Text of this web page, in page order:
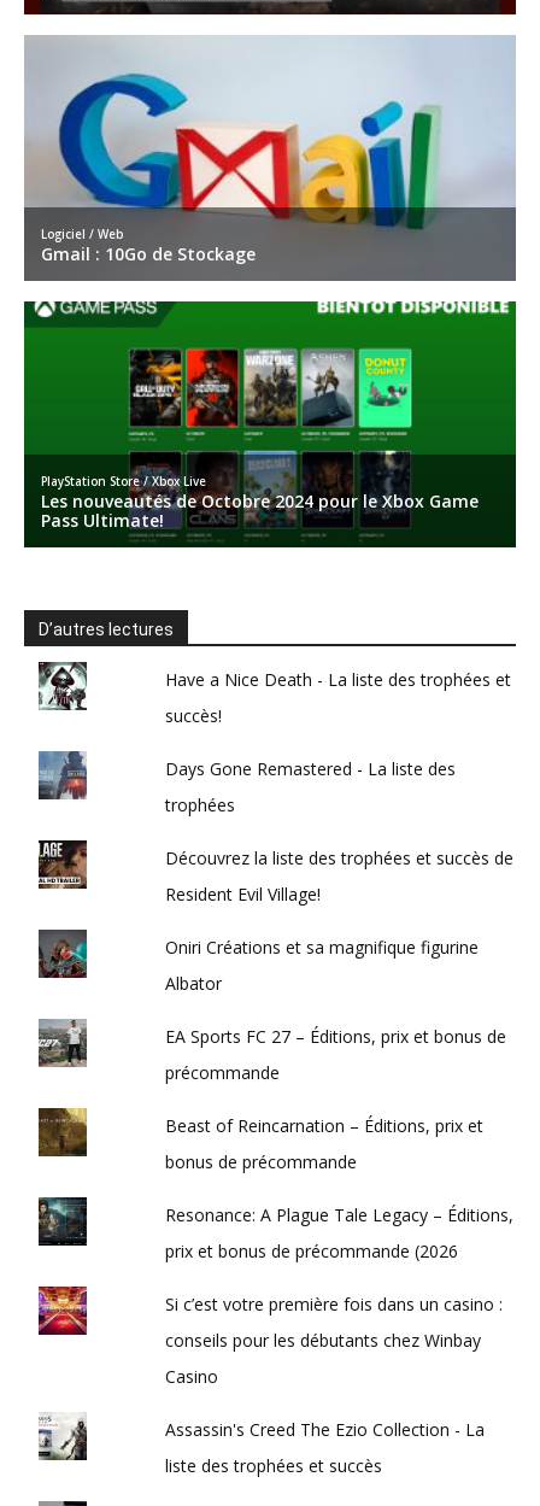
D’autres lectures
Have a Nice Death - La liste des trophées et
succès!
Days Gone Remastered - La liste des
trophées
Découvrez la liste des trophées et succès de
Resident Evil Village!
Oniri Créations et sa magnifique figurine
Albator
EA Sports FC 27 – Éditions, prix et bonus de
précommande
Beast of Reincarnation – Éditions, prix et
bonus de précommande
Resonance: A Plague Tale Legacy – Éditions,
prix et bonus de précommande (2026
Si c’est votre première fois dans un casino :
conseils pour les débutants chez Winbay
Casino
Assassin's Creed The Ezio Collection - La
liste des trophées et succès